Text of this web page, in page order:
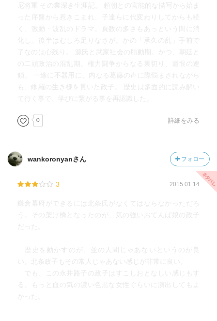
頼朝の長女大姫に後鳥羽天皇の嫁入りの話が持ち上が
る。しかし大姫は父親に殺された義高のことが忘れられず
これを拒否。体もだんだん弱っていき、ついに死んでしま
う。それから間もなく頼朝の急死。長男の頼家が後を継
ぐ。大姫の代わりに次女の三幡が後鳥羽上皇（天皇の座は
皇子にゆずる）に嫁入りすることになる。が、三幡もなぜ
か急死（上皇の指示で殺されたという説あり）。
後を継いだ頼家は女好きで仕事もいいかげん。女房の実
家である比企家ばかりをひいきし、御家人からも評判が悪
立つ頼家は、政子の妹（保子）の夫全成（義経の同母兄、
床に突いたとき、北条家はクーデターを起こす。頼家の義
父比企能員を暗殺、比企家に火をつけ、頼家の嫁と嫡男の
一幡まで殺してしまう。…ところが、その頼家が生き返っ
と都(朝廷）の約束をとりつけ、頼家の弟千幡へと世代交代
させ、頼家は伊豆で出家する（のちに北条家により惨
殺）。
り、時政の後室牧の方ががぜん力を発揮、公家から人形の
ような姫をもらうことに成功する。そうなってくると牧の
方は幕内で勢力を持ち始め、御家人たちからも反感を買
い、牧の方のごますり豪族である稲毛重成が殺された。彼
は政子の妹の夫であり、その孫娘彩姫2歳は公家で預かって
尼将軍 その業深き生涯記。 頼朝との官能的な描写から始ま
った序盤から惹きこまれ、子達らに代変わりしてからも続
く、激動・波乱のドラマ。頁数の多さもあっという間に消
化し、後半はむしろ足りなさが。かの「承久の乱」手前で
了なのは心残り。 源氏と武家社会の胎動期。かつ、朝廷と
の二頭政治の混乱期。権力闘争からなる裏切り、遺恨の連
鎖。 一途に不器用に、内なる葛藤の声に際悩まされながら
も、修羅の生き様を貫いた政子。 歴史は多面的に読み解い
て行く事で、学びに繋がる事を再認識した。
0 詳細をみる
wankoronyanさん フォロー
3 2015.01.14
鎌倉幕府ができるには北条氏がなくてはならなかっただろ
う。その架け橋となったのが、気の強いおてんば娘の政子
だった。
歴史を動かすのが、並の人間じゃあないというのが良
い。北条政子もその常人じゃあない感じが非常に良い。
でも、この永井路子の政子はすこしおとなしい感じもす
る。もっと血の気の濃い色黒な女性ぐらいに演出してもよ
かった。